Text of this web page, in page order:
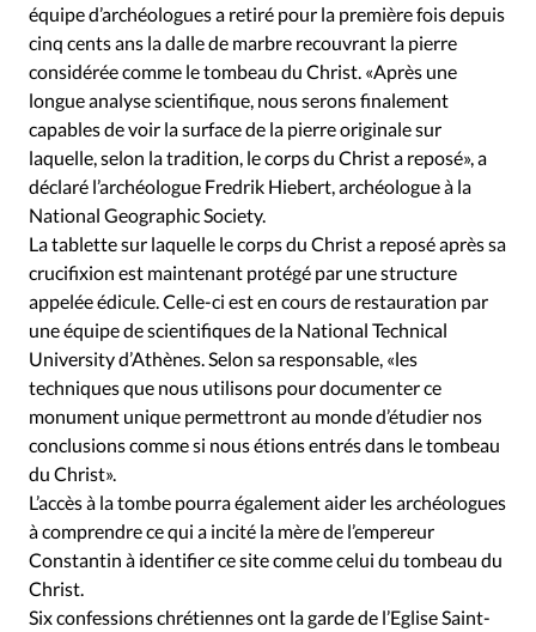
équipe d’archéologues a retiré pour la première fois depuis
cinq cents ans la dalle de marbre recouvrant la pierre
considérée comme le tombeau du Christ. «Après une
longue analyse scientifique, nous serons finalement
capables de voir la surface de la pierre originale sur
laquelle, selon la tradition, le corps du Christ a reposé», a
déclaré l’archéologue Fredrik Hiebert, archéologue à la
National Geographic Society.
La tablette sur laquelle le corps du Christ a reposé après sa
crucifixion est maintenant protégé par une structure
appelée édicule. Celle-ci est en cours de restauration par
une équipe de scientifiques de la National Technical
University d’Athènes. Selon sa responsable, «les
techniques que nous utilisons pour documenter ce
monument unique permettront au monde d’étudier nos
conclusions comme si nous étions entrés dans le tombeau
du Christ».
L’accès à la tombe pourra également aider les archéologues
à comprendre ce qui a incité la mère de l’empereur
Constantin à identifier ce site comme celui du tombeau du
Christ.
Six confessions chrétiennes ont la garde de l’Eglise Saint-